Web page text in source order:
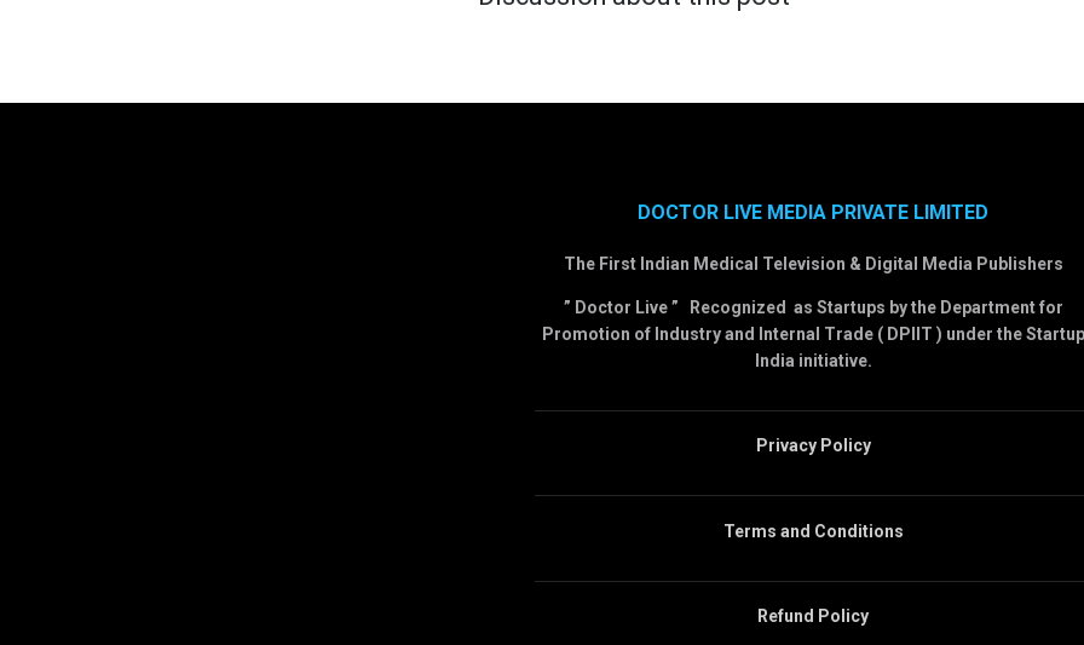
DOCTOR LIVE MEDIA PRIVATE LIMITED
The First Indian Medical Television & Digital Media Publishers
” Doctor Live ” Recognized as Startups by the Department for
Promotion of Industry and Internal Trade ( DPIIT ) under the Startup
India initiative.
Privacy Policy
Terms and Conditions
Refund Policy